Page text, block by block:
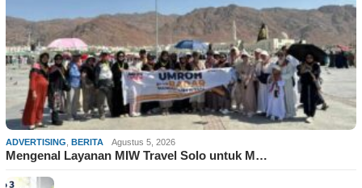
ADVERTISING, BERITA Agustus 5, 2026
Mengenal Layanan MIW Travel Solo untuk M…